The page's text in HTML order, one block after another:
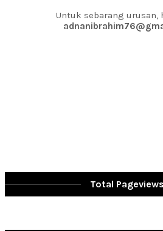
Untuk sebarang urusan,
Total Pageviews